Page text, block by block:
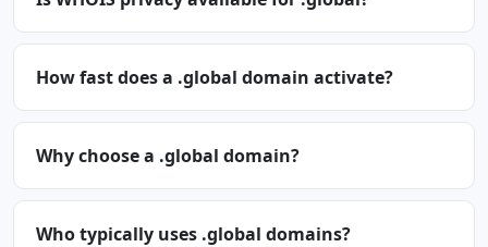
How fast does a .global domain activate?
Why choose a .global domain?
Who typically uses .global domains?